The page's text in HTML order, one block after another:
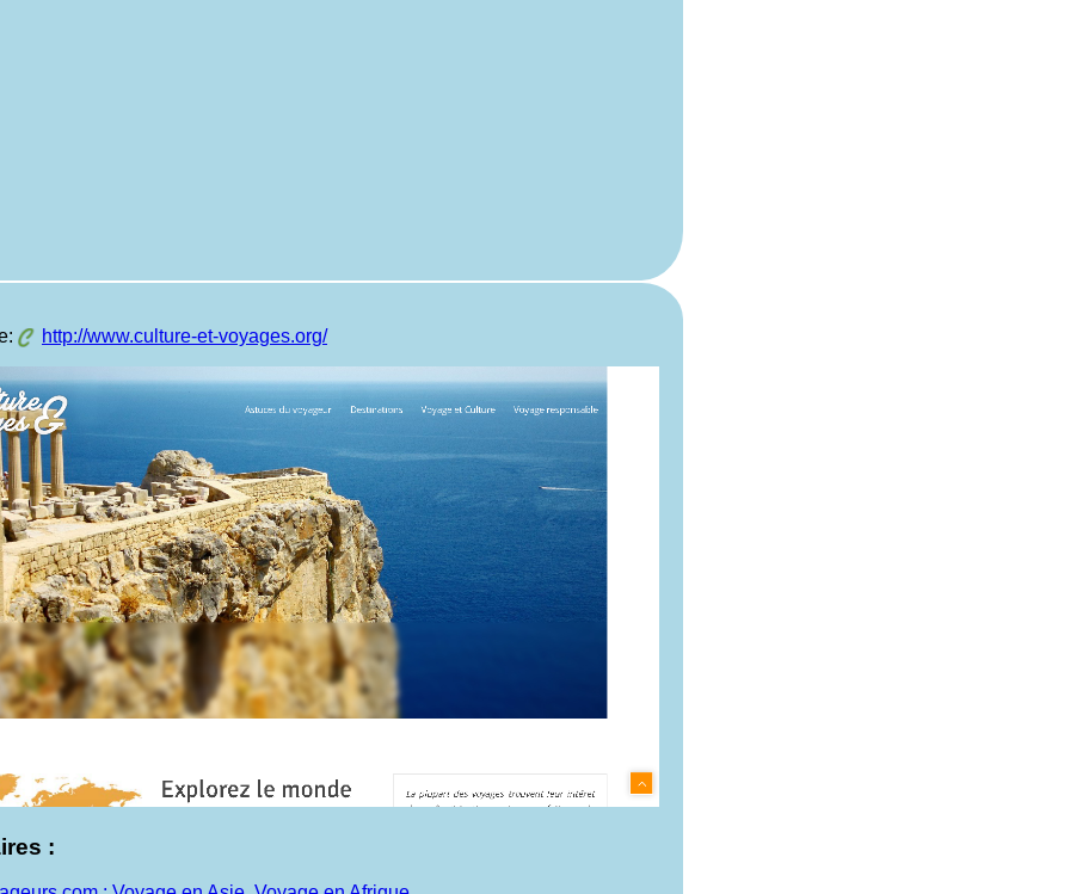
http://www.culture-et-voyages.org/
: